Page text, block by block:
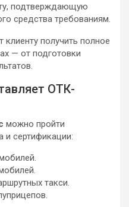
подтверждающую
средства требованиям.
клиенту получить полное
— от подготовки
ОТК-
можно пройти
сертификации:
такси.